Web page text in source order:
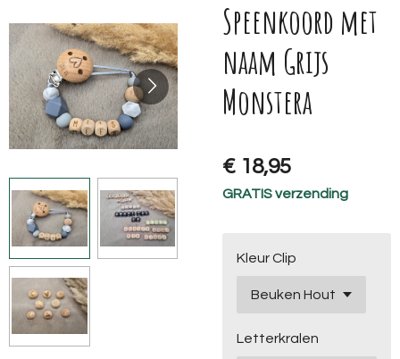
Speenkoord met
naam Grijs
Monstera
€ 18,95
GRATIS verzending
Kleur Clip
Letterkralen